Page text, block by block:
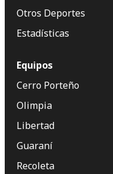
Otros Deportes
Estadísticas
Equipos
Cerro Porteño
Olimpia
Libertad
Guaraní
Recoleta